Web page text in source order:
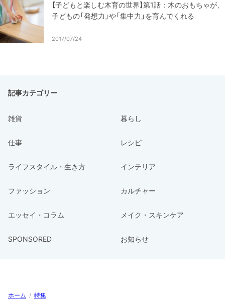
【子どもと楽しむ木育の世界】第1話：木のおもちゃが、
子どもの「発想力」や「集中力」を育んでくれる
2017/07/24
記事カテゴリー
雑貨 暮らし
仕事 レシピ
ライフスタイル・生き方 インテリア
ファッション カルチャー
エッセイ・コラム メイク・スキンケア
SPONSORED お知らせ
ホーム / 特集